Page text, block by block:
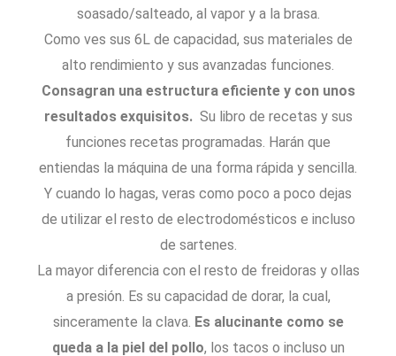
soasado/salteado, al vapor y a la brasa.
Como ves sus 6L de capacidad, sus materiales de
alto rendimiento y sus avanzadas funciones.
Consagran una estructura eficiente y con unos
resultados exquisitos.Su libro de recetas y sus
funciones recetas programadas. Harán que
entiendas la máquina de una forma rápida y sencilla.
Y cuando lo hagas, veras como poco a poco dejas
de utilizar el resto de electrodomésticos e incluso
de sartenes.
La mayor diferencia con el resto de freidoras y ollas
a presión. Es su capacidad de dorar, la cual,
sinceramente la clava. Es alucinante como se
queda a la piel del pollo, los tacos o incluso un